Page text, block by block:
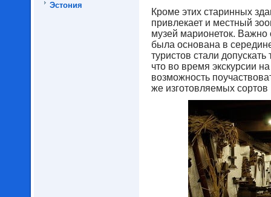
Эстония
Кроме этих старинных
привлекает и местный
музей марионеток. Важно
была основана в
туристов стали
что во время экскурсии
возможность
же изготовляемых сортов